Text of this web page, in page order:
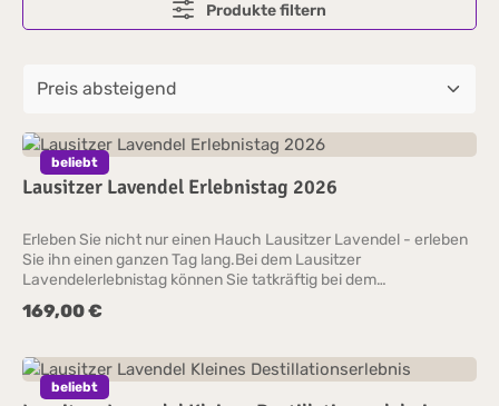
Produkte filtern
beliebt
Lausitzer Lavendel Erlebnistag 2026
Erleben Sie nicht nur einen Hauch Lausitzer Lavendel - erleben
Sie ihn einen ganzen Tag lang.Bei dem Lausitzer
Lavendelerlebnistag können Sie tatkräftig bei dem
Herstellungsprozess des wertvollen ätherischen Öls mitwirken
und erhalten einen einmaligen Einblick in unseren
Interessantes rund um den Lavendel. Gemeinsam ernten wir die
Blüten und destillieren diese. Sie erhalten ein kleines
Fläschchen Ihres eigenen Öls zum Mitnehmen.Der Genuss darf
Regulärer Preis:
169,00 €
beliebt